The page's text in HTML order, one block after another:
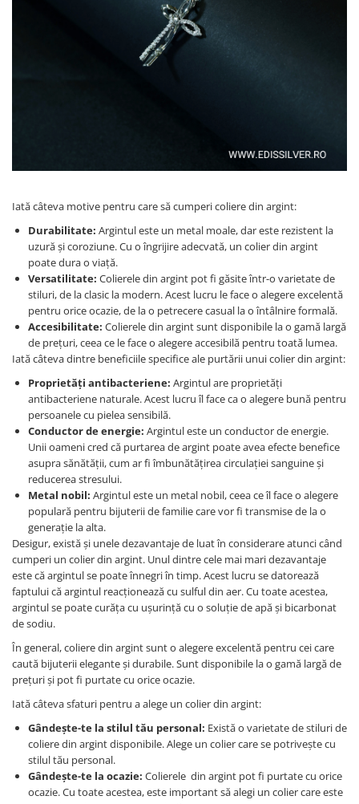
Iată câteva motive pentru care să cumperi coliere din argint:
Durabilitate: Argintul este un metal moale, dar este rezistent la
uzură și coroziune. Cu o îngrijire adecvată, un colier din argint
poate dura o viață.
Versatilitate: Colierele din argint pot fi găsite într-o varietate de
stiluri, de la clasic la modern. Acest lucru le face o alegere excelentă
pentru orice ocazie, de la o petrecere casual la o întâlnire formală.
Accesibilitate: Colierele din argint sunt disponibile la o gamă largă
de prețuri, ceea ce le face o alegere accesibilă pentru toată lumea.
Iată câteva dintre beneficiile specifice ale purtării unui colier din argint:
Proprietăți antibacteriene: Argintul are proprietăți
antibacteriene naturale. Acest lucru îl face ca o alegere bună pentru
persoanele cu pielea sensibilă.
Conductor de energie: Argintul este un conductor de energie.
Unii oameni cred că purtarea de argint poate avea efecte benefice
asupra sănătății, cum ar fi îmbunătățirea circulației sanguine și
reducerea stresului.
Metal nobil: Argintul este un metal nobil, ceea ce îl face o alegere
populară pentru bijuterii de familie care vor fi transmise de la o
generație la alta.
Desigur, există și unele dezavantaje de luat în considerare atunci când
cumperi un colier din argint. Unul dintre cele mai mari dezavantaje
este că argintul se poate înnegri în timp. Acest lucru se datorează
faptului că argintul reacționează cu sulful din aer. Cu toate acestea,
argintul se poate curăța cu ușurință cu o soluție de apă și bicarbonat
de sodiu.
În general, coliere din argint sunt o alegere excelentă pentru cei care
caută bijuterii elegante și durabile. Sunt disponibile la o gamă largă de
prețuri și pot fi purtate cu orice ocazie.
Iată câteva sfaturi pentru a alege un colier din argint:
Gândește-te la stilul tău personal: Există o varietate de stiluri de
coliere din argint disponibile. Alege un colier care se potrivește cu
stilul tău personal.
Gândește-te la ocazie: Colierele din argint pot fi purtate cu orice
ocazie. Cu toate acestea, este important să alegi un colier care este